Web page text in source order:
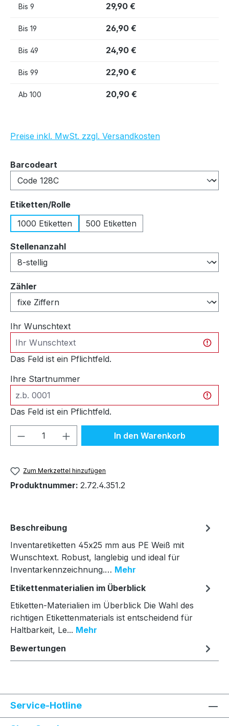
Bis 9 29,90 €
Bis 19 26,90 €
Bis 49 24,90 €
Bis 99 22,90 €
Ab 100 20,90 €
Preise inkl. MwSt. zzgl. Versandkosten
Barcodeart
Etiketten/Rolleauswählen
1000 Etiketten
500 Etiketten
Stellenanzahlauswählen
Zähler
Ihr Wunschtext
Das Feld ist ein Pflichtfeld.
Ihre Startnummer
Das Feld ist ein Pflichtfeld.
Produkt Anzahl: Gib denIn den Warenkorb
Zum Merkzettel hinzufügen
Produktnummer: 2.72.4.351.2
Beschreibung
Inventaretiketten 45x25 mm aus PE Weiß mit
Wunschtext. Robust, langlebig und ideal für
Inventarkennzeichnung.… Mehr
Etikettenmaterialien im Überblick
Etiketten-Materialien im Überblick Die Wahl des
richtigen Etikettenmaterials ist entscheidend für
Haltbarkeit, Le... Mehr
Bewertungen
Service-Hotline